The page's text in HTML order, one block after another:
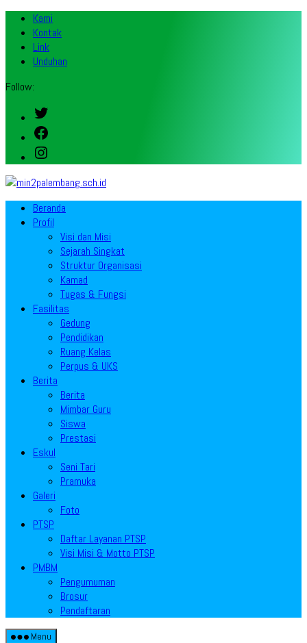
Kami
Kontak
Link
Unduhan
Follow:
Twitter
Facebook
Instagram
Beranda
Profil
Visi dan Misi
Sejarah Singkat
Struktur Organisasi
Kamad
Tugas & Fungsi
Fasilitas
Gedung
Pendidikan
Ruang Kelas
Perpus & UKS
Berita
Berita
Mimbar Guru
Siswa
Prestasi
Eskul
Seni Tari
Pramuka
Galeri
Foto
PTSP
Daftar Layanan PTSP
Visi Misi & Motto PTSP
PMBM
Pengumuman
Brosur
Pendaftaran
Menu